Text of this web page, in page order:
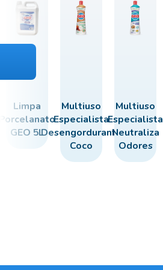
Limpa
GEO 5L
Multiuso
Especialista
Desengordurante
Coco
Multiuso
Especialista
Neutraliza
Odores